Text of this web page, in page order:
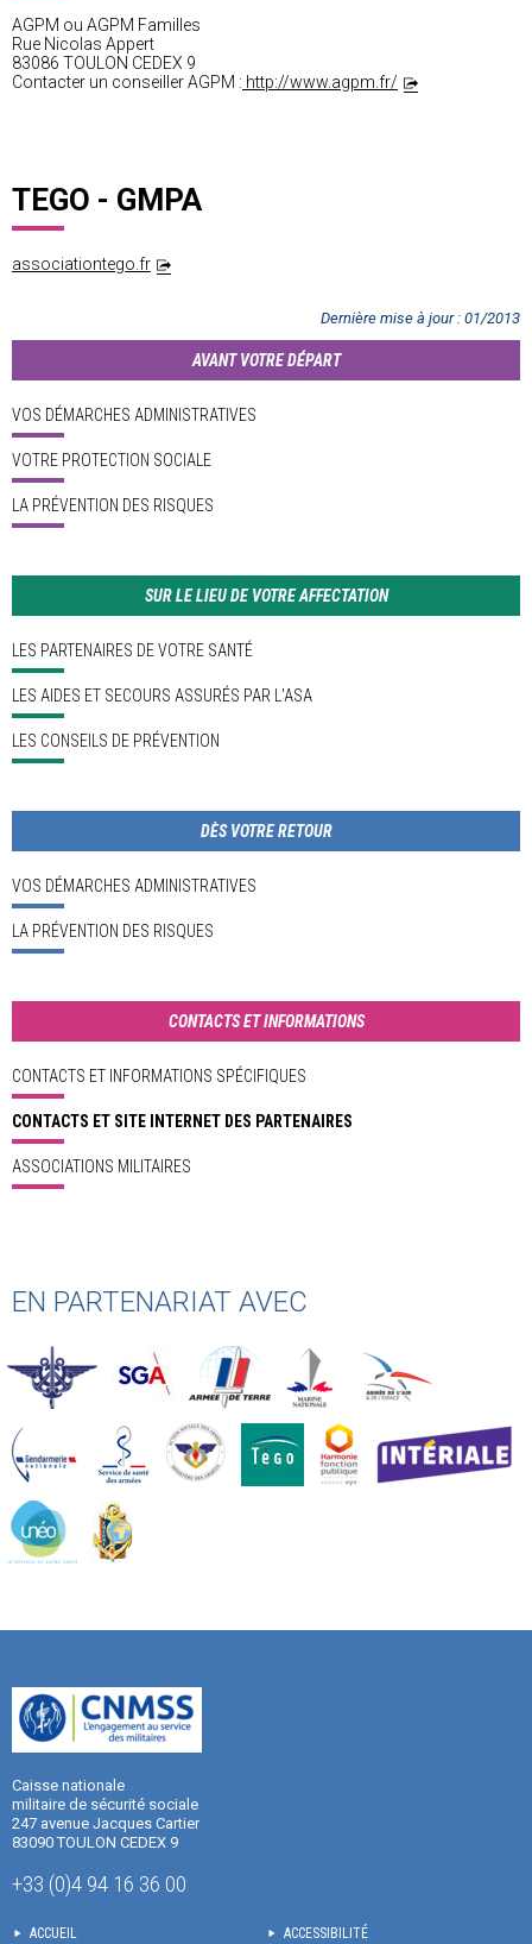
AGPM ou AGPM Familles
Rue Nicolas Appert
83086 TOULON CEDEX 9
Contacter un conseiller AGPM : http://www.agpm.fr/
TEGO - GMPA
associationtego.fr
Dernière mise à jour: 01/2013
AVANT VOTRE DÉPART
VOS DÉMARCHES ADMINISTRATIVES
VOTRE PROTECTION SOCIALE
LA PRÉVENTION DES RISQUES
SUR LE LIEU DE VOTRE AFFECTATION
LES PARTENAIRES DE VOTRE SANTÉ
LES AIDES ET SECOURS ASSURÉS PAR L'ASA
LES CONSEILS DE PRÉVENTION
DÈS VOTRE RETOUR
VOS DÉMARCHES ADMINISTRATIVES
LA PRÉVENTION DES RISQUES
CONTACTS ET INFORMATIONS
CONTACTS ET INFORMATIONS SPÉCIFIQUES
CONTACTS ET SITE INTERNET DES PARTENAIRES
ASSOCIATIONS MILITAIRES
EN PARTENARIAT AVEC
Caisse nationale
militaire de sécurité sociale
247 avenue Jacques Cartier
83090 TOULON CEDEX 9
+33 (0)4 94 16 36 00
ACCUEIL ACCESSIBILITÉ